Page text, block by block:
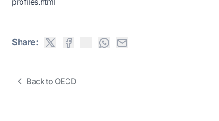
profiles.html
Share:
Back to OECD